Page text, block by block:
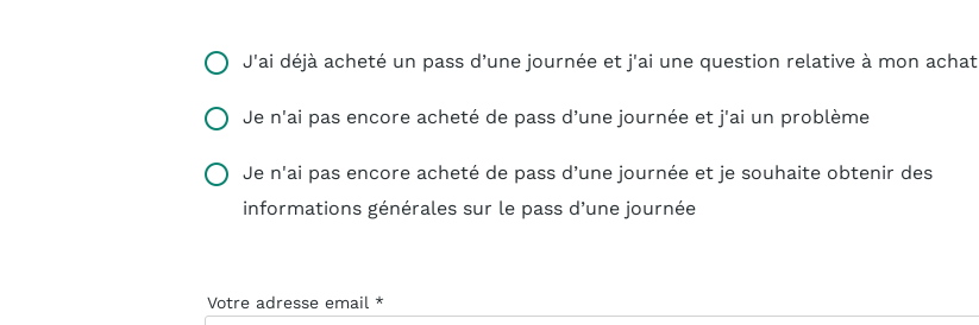
J'ai déjà acheté un pass d’une journée et j'ai une question relative à mon achat
Je n'ai pas encore acheté de pass d’une journée et j'ai un problème
Je n'ai pas encore acheté de pass d’une journée et je souhaite obtenir des
informations générales sur le pass d’une journée
Votre adresse email